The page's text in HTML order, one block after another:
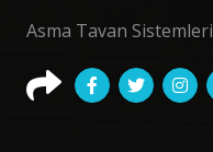
Asma Tavan Sistemleri